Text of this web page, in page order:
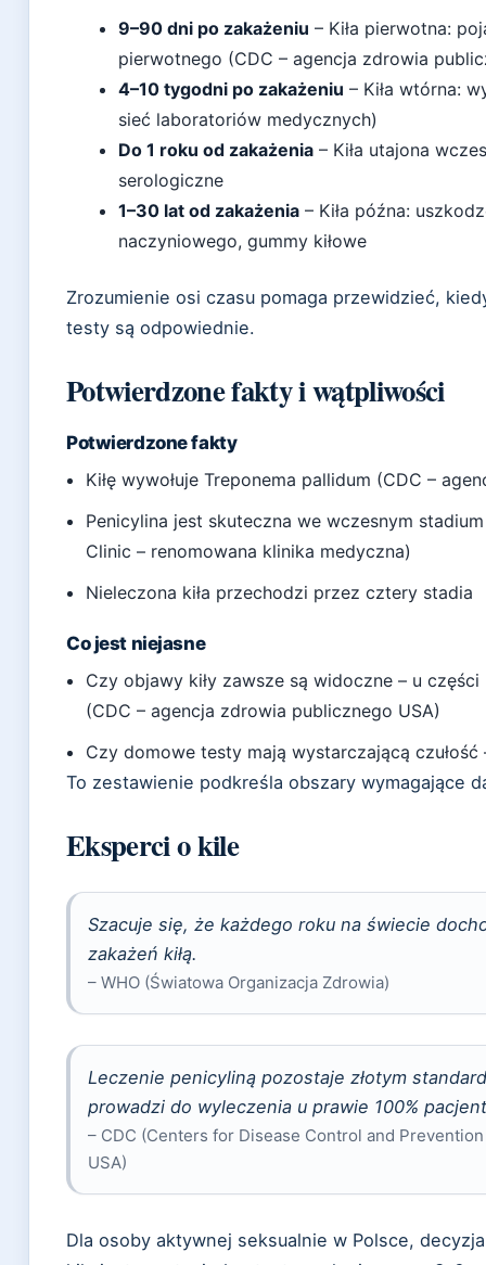
9–90 dni po zakażeniu – Kiła pierwotna:
pierwotnego (CDC – agencja zdrowia
4–10 tygodni po zakażeniu – Kiła wtórna:
sieć laboratoriów medycznych)
Do 1 roku od zakażenia – Kiła utajona
serologiczne
1–30 lat od zakażenia – Kiła późna:
naczyniowego, gummy kiłowe
Zrozumienie osi czasu pomaga przewidzieć,
testy są odpowiednie.
Potwierdzone fakty i wątpliwości
Potwierdzone fakty
Kiłę wywołuje Treponema pallidum (CDC –
Penicylina jest skuteczna we wczesnym
Clinic – renomowana klinika medyczna)
Nieleczona kiła przechodzi przez cztery stadia
Co jest niejasne
Czy objawy kiły zawsze są widoczne – u
(CDC – agencja zdrowia publicznego USA)
Czy domowe testy mają wystarczającą
To zestawienie podkreśla obszary wymagające
Eksperci o kile
Szacuje się, że każdego roku na świecie
zakażeń kiłą.
– WHO (Światowa Organizacja Zdrowia)
Leczenie penicyliną pozostaje złotym
prowadzi do wyleczenia u prawie 100%
– CDC (Centers for Disease Control and
USA)
Dla osoby aktywnej seksualnie w Polsce,